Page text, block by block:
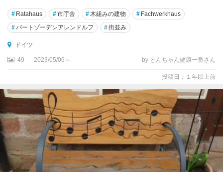
シ
ュ
タ
イ
ウ
シ
ュ
ラ
ー
ル
ズ
ン
ト
# Ratahaus #市庁舎 # 木組みの建物 # Fachwerkhaus
#バートゾーデンアレンドルフ #街並み
ドイツ
49 2023/05/06～ by とんちゃん健康一番さん
投稿日：１年以上前